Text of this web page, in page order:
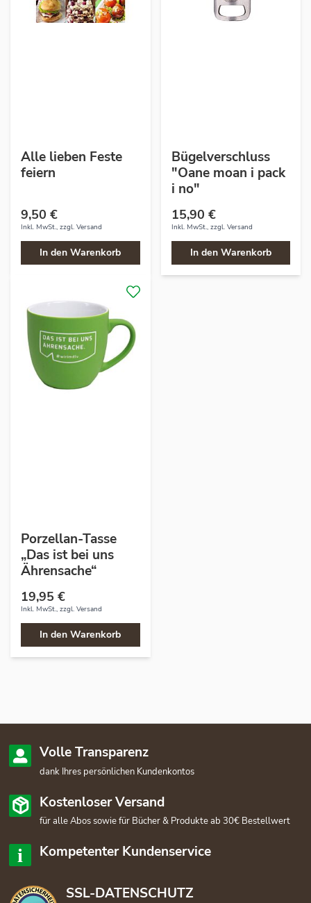
Alle lieben Feste
feiern
9,50 €
Inkl. MwSt., zzgl. Versand
In den Warenkorb
Bügelverschluss
"Oane moan i pack
i no"
15,90 €
Inkl. MwSt., zzgl. Versand
In den Warenkorb
Porzellan-Tasse
„Das ist bei uns
Ährensache“
19,95 €
Inkl. MwSt., zzgl. Versand
In den Warenkorb
Volle Transparenz
dank Ihres persönlichen Kundenkontos
Kostenloser Versand
für alle Abos sowie für Bücher & Produkte ab 30€ Bestellwert
Kompetenter Kundenservice
SSL-DATENSCHUTZ